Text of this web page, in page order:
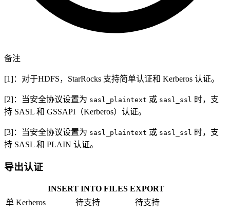
备注
[1]：对于HDFS，StarRocks 支持简单认证和 Kerberos 认证。
[2]：当安全协议设置为 sasl_plaintext 或 sasl_ssl 时，支
持 SASL 和 GSSAPI（Kerberos）认证。
[3]：当安全协议设置为 sasl_plaintext 或 sasl_ssl 时，支
持 SASL 和 PLAIN 认证。
导出认证
INSERT INTO FILES EXPORT
单 Kerberos
待支持 待支持